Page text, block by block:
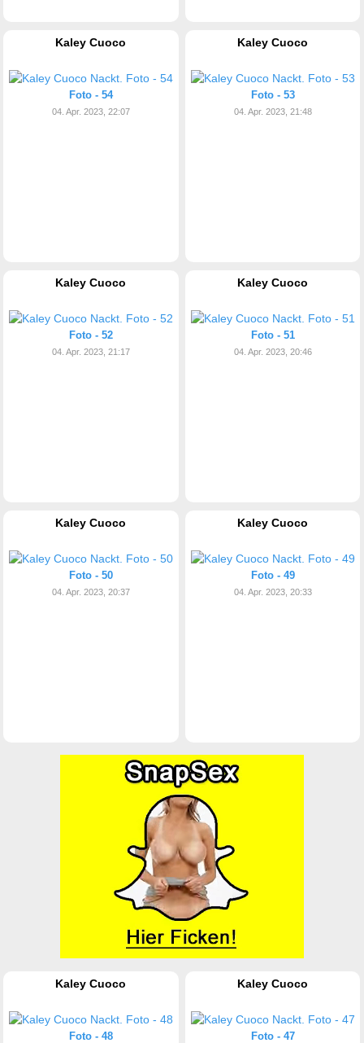
Kaley Cuoco
Foto - 54
04. Apr. 2023, 22:07
Kaley Cuoco
Foto - 53
04. Apr. 2023, 21:48
Kaley Cuoco
Foto - 52
04. Apr. 2023, 21:17
Kaley Cuoco
Foto - 51
04. Apr. 2023, 20:46
Kaley Cuoco
Foto - 50
04. Apr. 2023, 20:37
Kaley Cuoco
Foto - 49
04. Apr. 2023, 20:33
Kaley Cuoco
Foto - 48
Kaley Cuoco
Foto - 47